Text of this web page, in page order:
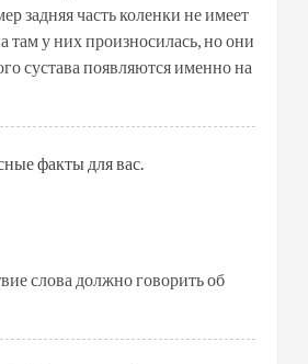
задняя часть коленки не имеет
там у них произносилась, но они
сустава появляются именно на
факты для вас.
слова должно говорить об